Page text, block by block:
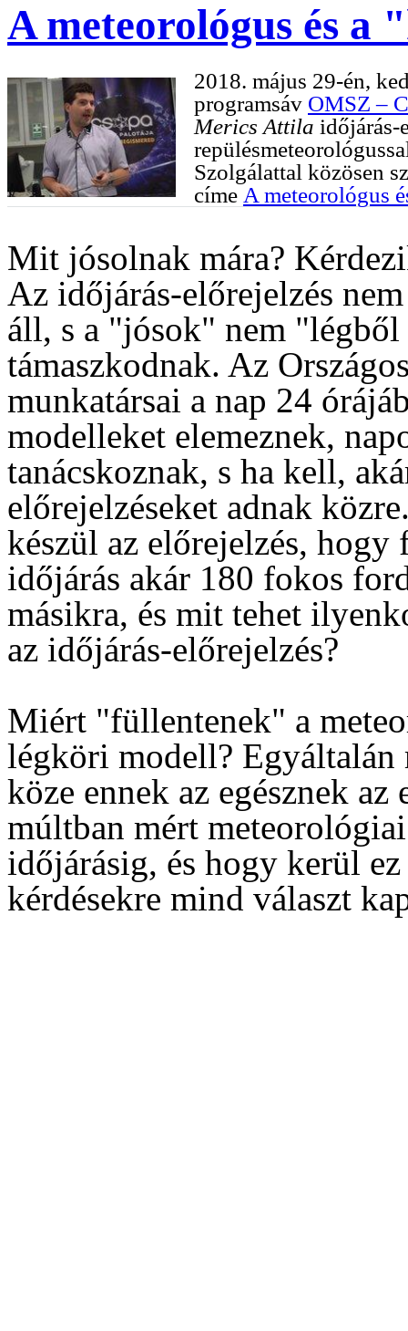
A meteorológus és
2018. május 29-én,
programsáv OMSZ –
Merics Attila időjárás-
Szolgálattal közösen
címe A meteorológus
Mit jósolnak mára?
Az időjárás-előrejelzés
áll, s a "jósok" nem
támaszkodnak. Az
munkatársai a nap 24
modelleket elemeznek,
tanácskoznak, s ha kell,
előrejelzéseket adnak
készül az előrejelzés,
időjárás akár 180 fokos
másikra, és mit tehet
az időjárás-előrejelzés?
Miért "füllentenek" a
légköri modell?
köze ennek az egésznek
múltban mért
időjárásig, és hogy kerül
kérdésekre mind választ